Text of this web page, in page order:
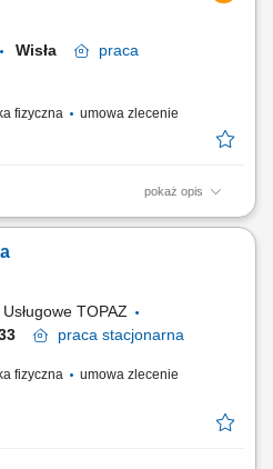
z zespołem barmanów i
Wisła
praca
fizyczna umowa zlecenie
pokaż opis
obsługiwać gości w
à la carte; dbać o czystość i
z zespołem barmanów i
TOPAZ
133
praca stacjonarna
fizyczna
umowa zlecenie